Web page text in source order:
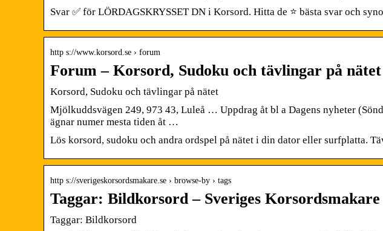
Svar ✅ för LÖRDAGSKRYSSET DN i Korsord. Hitta de ⭐ bästa svar och
http s://www.korsord.se › forum
Forum – Korsord, Sudoku och tävlingar på nätet
Korsord, Sudoku och tävlingar på nätet
Mjölkuddsvägen 249, 973 43, Luleå … Uppdrag åt bl a Dagens nyheter
ägnar numer mesta tiden åt …
Lös korsord, sudoku och andra ordspel på nätet i din dator eller surfplatta.
http s://sverigeskorsordsmakare.se › browse-by › tags
Taggar: Bildkorsord – Sveriges Korsordsmakare
Taggar: Bildkorsord